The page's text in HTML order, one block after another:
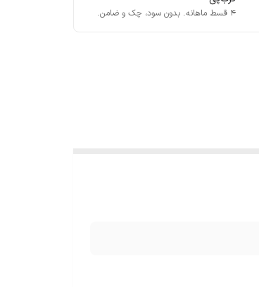
۴ قسط ماهانه. بدون سود، چک و ضامن.